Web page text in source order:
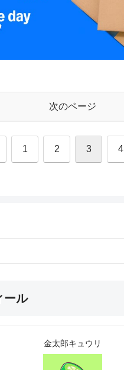
次のページ
1 2 3 4
ール
金太郎キュウリ